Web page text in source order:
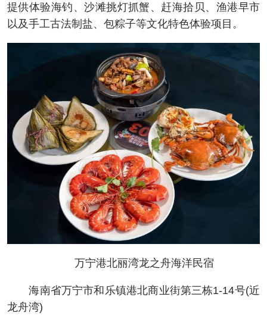
提供体验海钓、沙滩挑灯抓蟹、赶海拾贝、渔港早市
以及手工古法制盐、包粽子等文化特色体验项目。
万宁港北丽湾龙之舟海洋民宿
海南省万宁市和乐镇港北商业街第三栋1-14号(近
龙舟湾)